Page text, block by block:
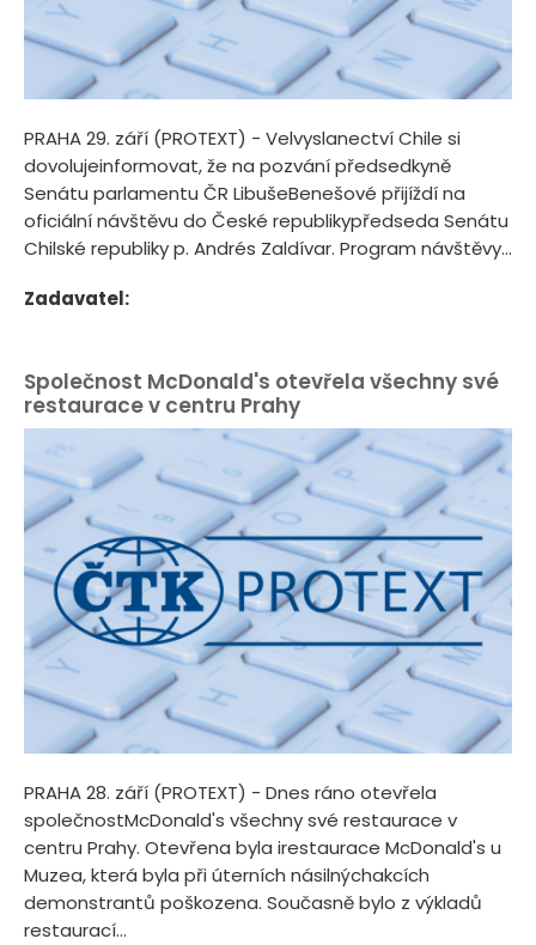
PRAHA 29. září (PROTEXT) - Velvyslanectví Chile si
dovolujeinformovat, že na pozvání předsedkyně
Senátu parlamentu ČR LibušeBenešové přijíždí na
oficiální návštěvu do České republikypředseda Senátu
Chilské republiky p. Andrés Zaldívar. Program návštěvy...
Zadavatel:
Společnost McDonald's otevřela všechny své
restaurace v centru Prahy
PRAHA 28. září (PROTEXT) - Dnes ráno otevřela
společnostMcDonald's všechny své restaurace v
centru Prahy. Otevřena byla irestaurace McDonald's u
Muzea, která byla při úterních násilnýchakcích
demonstrantů poškozena. Současně bylo z výkladů
restaurací...